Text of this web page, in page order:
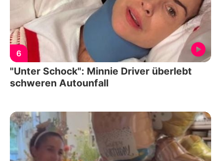
6
"Unter Schock": Minnie Driver überlebt
schweren Autounfall